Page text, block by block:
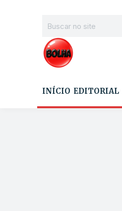
INÍCIO EDITORIAL